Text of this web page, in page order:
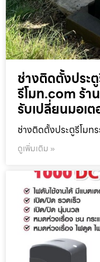
ช่างติดตั้งประ
รีโมท.com ร้า
รับเปลี่ยนมอเ
ช่างติดตั้งประตูรีโมท
ดูเพิ่มเติม »